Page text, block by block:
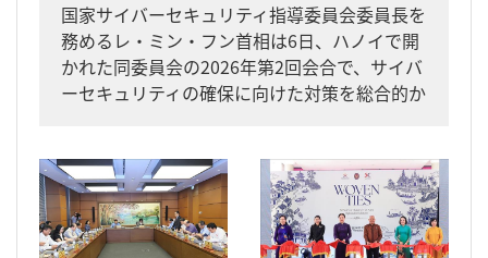
国家サイバーセキュリティ指導委員会委員長を
務めるレ・ミン・フン首相は6日、ハノイで開
かれた同委員会の2026年第2回会合で、サイバ
ーセキュリティの確保に向けた対策を総合的か